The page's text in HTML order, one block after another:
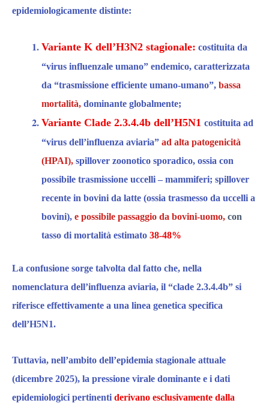
epidemiologicamente distinte:
Variante K dell’H3N2 stagionale: costituita da
“virusinfluenzale umano” endemico,caratterizzata
da“trasmissione efficiente umano-umano”,bassa
mortalità, dominante globalmente;
Variante Clade 2.3.4.4b dell’H5N1costituita ad
“virus dell’influenza aviaria” ad alta patogenicità
(HPAI),spillover zoonotico sporadico, ossia con
possibile trasmissione uccelli – mammiferi;spillover
recente in bovini da latte(ossia trasmesso da uccelli a
bovini),e possibile passaggio da bovini-uomo,con
tasso di mortalità estimato 38-48%
La confusione sorge talvolta dal fatto che, nella
nomenclatura dell’influenza aviaria, il “clade 2.3.4.4b” si
riferisce effettivamente a una linea genetica specifica
dell’H5N1.
Tuttavia, nell’ambito dell’epidemia stagionale attuale
(dicembre 2025), la pressione virale dominante e i dati
epidemiologici pertinenti derivano esclusivamente dalla